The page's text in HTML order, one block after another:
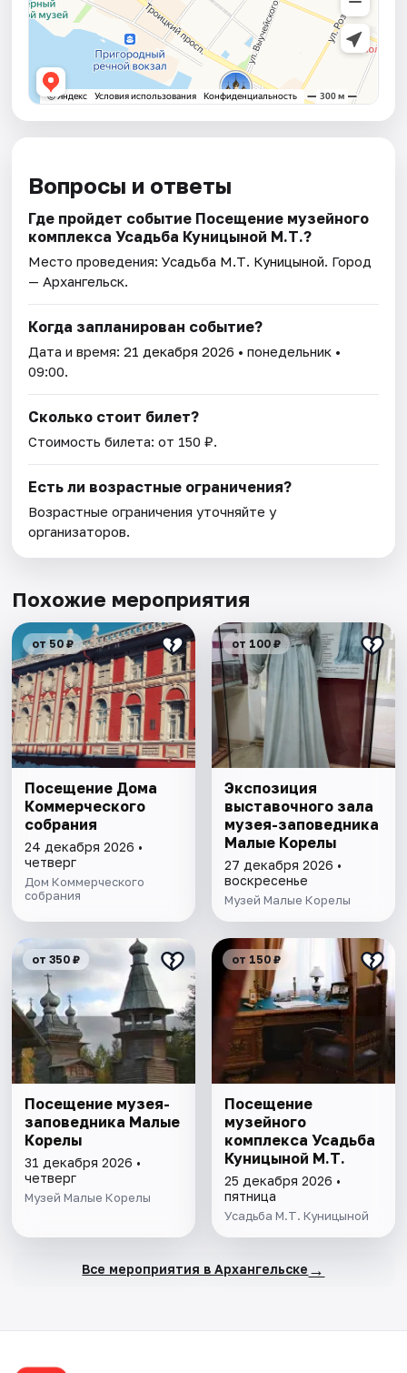
Вопросы и ответы
Где пройдет событие Посещение музейного
комплекса Усадьба Куницыной М.Т.?
Место проведения:Усадьба М.Т. Куницыной. Город
— Архангельск.
Когда запланирован событие?
Дата и время:21 декабря 2026 • понедельник •
09:00.
Сколько стоит билет?
Стоимость билета: от 150 ₽.
Есть ли возрастные ограничения?
Возрастные ограничения уточняйте у
организаторов.
Похожие мероприятия
от 50 ₽
Посещение Дома
Коммерческого
собрания
24 декабря 2026 •
четверг
Дом Коммерческого
собрания
от 100 ₽
Экспозиция
выставочного зала
музея-заповедника
Малые Корелы
27 декабря 2026 •
воскресенье
Музей Малые Корелы
от 350 ₽
Посещение музея-
заповедника Малые
Корелы
31 декабря 2026 •
четверг
Музей Малые Корелы
от 150 ₽
Посещение
музейного
комплекса Усадьба
Куницыной М.Т.
25 декабря 2026 •
пятница
Усадьба М.Т. Куницыной
Все мероприятия в Архангельске →